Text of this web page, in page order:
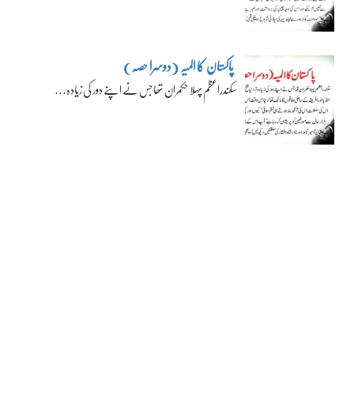
پاکستان کا المیہ (دوسرا حصہ)
سکندراعظم پہلا حکمران تھا جس نے اپنے دور کی زیادہ…